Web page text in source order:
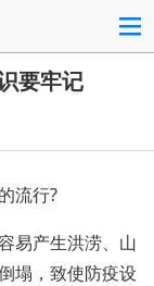
要牢记
流行?
易产生洪涝、山
塌，致使防疫设